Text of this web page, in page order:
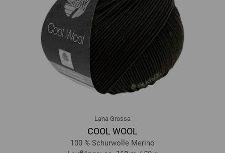
Petrol meliert | EAN: 4033493097161
0112-Aubergine meliert | EAN: 4033493097185
0114-Marine meliert | EAN: 4033493097208
0115-Graubraun meliert | EAN: 4033493111164
0118-Graubraun meliert | EAN: 4033493111195
0119-Natur meliert | EAN: 4033493123754
0120-Dunkelblau meliert | EAN: 4033493123761
0125-Weinrot meliert | EAN: 4033493139878
Lana Grossa
COOL WOOL
100 % Schurwolle Merino